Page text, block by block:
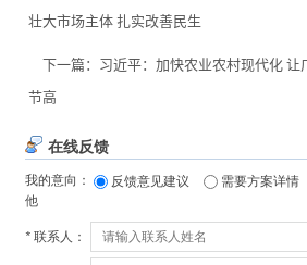
壮大市场主体 扎实改善民生
下一篇： 习近平：加快农业农村现代化
节高